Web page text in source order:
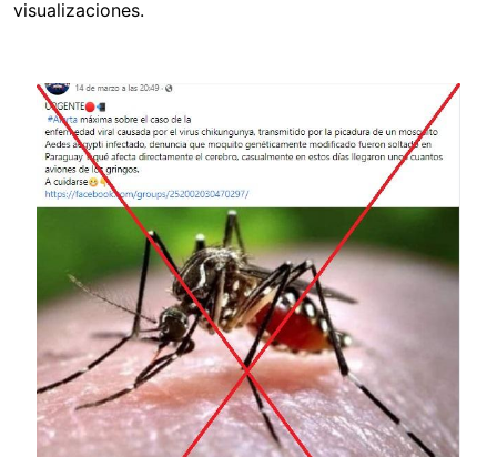
visualizaciones.
Image